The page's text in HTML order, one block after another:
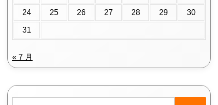
24 25 26 27 28 29 30
31
« 7 月